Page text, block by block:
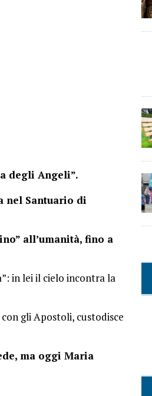
degli Angeli”.
nel Santuario di
all’umanità, fino a
in lei il cielo incontra la
gli Apostoli, custodisce
ma oggi Maria